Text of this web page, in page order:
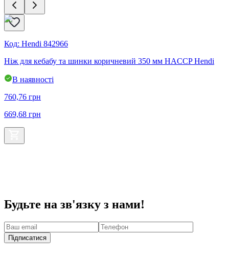
Код: Hendi 842966
Ніж для кебабу та шинки коричневий 350 мм HACCP Hendi
В наявності
760,76 грн
669,68 грн
Будьте на зв'язку з нами!
Підписатися